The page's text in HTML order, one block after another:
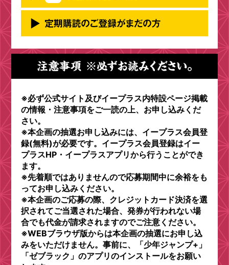
方法
①「少年ジャンプ」タブをタップ！
をタップ！
④画面の案内に従ってご注文ください。
「ゼブラック」アプリを起動
後、以下手順で進めてくださ
い！
下記バナーから、定期購読の仕
方をご確認ください！
※必ず公式サイト及びイープラス内特設ページ掲載
の情報・注意事項をご一読の上、お申し込みくだ
さい。
※本企画の抽選お申し込みには、イープラス会員登
録(無料)が必要です。イープラス会員登録はイー
プラスHP・イープラスアプリから行うことができ
ます。
※先着順ではありませんので応募期間中に余裕をも
ってお申し込みください。
※本企画のご応募の際、クレジットカード決済を選
択されてご当選された場合、発券が行われない場
合でも代金が請求されますのでご注意ください。
※WEBブラウザ版からは本企画の抽選にお申し込
みをいただけません。事前に、「少年ジャンプ+」
「ゼブラック」のアプリのインストールをお願い